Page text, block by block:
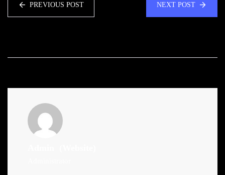
PREVIOUS POST NEXT POST